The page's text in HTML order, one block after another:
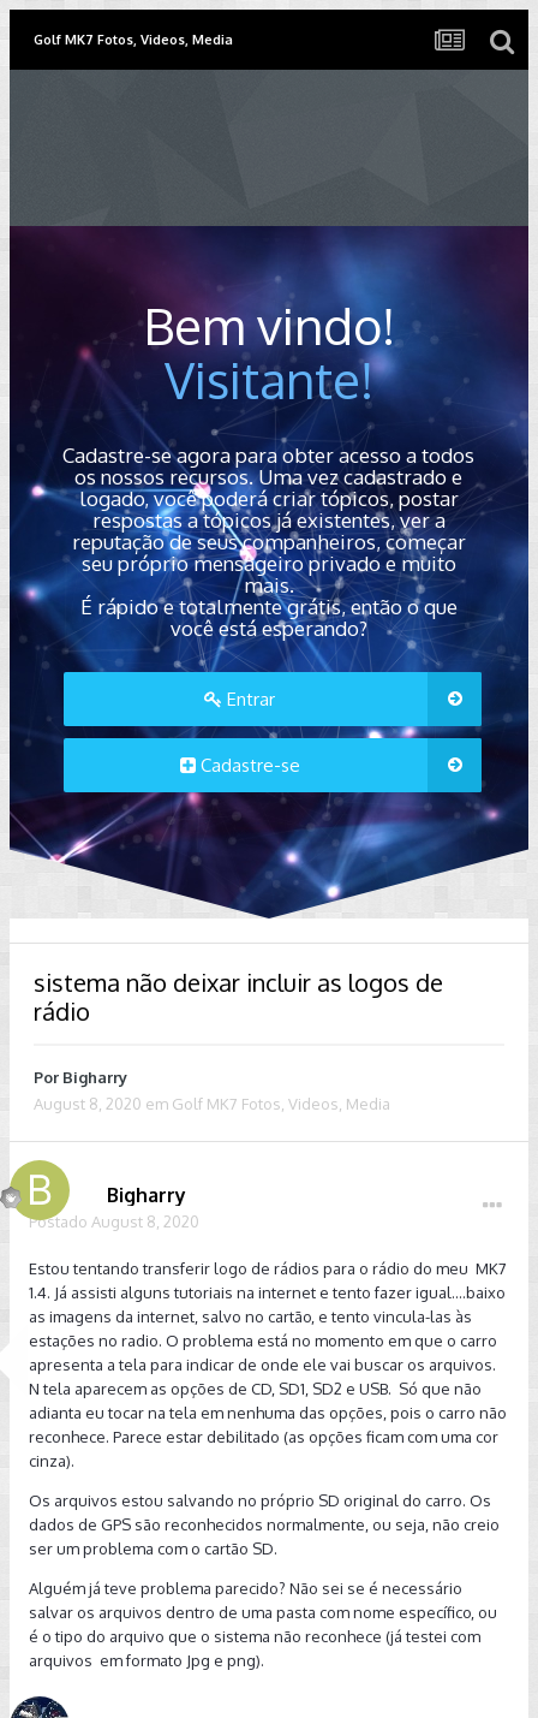
Golf MK7 Fotos, Videos, Media
Bem vindo!
Visitante!
Cadastre-se agora para obter acesso a todos
os nossos recursos. Uma vez cadastrado e
logado, você poderá criar tópicos, postar
respostas a tópicos já existentes, ver a
reputação de seus companheiros, começar
seu próprio mensageiro privado e muito
mais.
É rápido e totalmente grátis, então o que
você está esperando?
Entrar
Cadastre-se
sistema não deixar incluir as logos de
rádio
Por Bigharry
August 8, 2020 em Golf MK7 Fotos, Videos, Media
Bigharry
Postado August 8, 2020
Estou tentando transferir logo de rádios para o rádio do meu MK7
1.4. Já assisti alguns tutoriais na internet e tento fazer igual....baixo
as imagens da internet, salvo no cartão, e tento vincula-las às
estações no radio. O problema está no momento em que o carro
apresenta a tela para indicar de onde ele vai buscar os arquivos.
N tela aparecem as opções de CD, SD1, SD2 e USB. Só que não
adianta eu tocar na tela em nenhuma das opções, pois o carro não
reconhece. Parece estar debilitado (as opções ficam com uma cor
cinza).
Os arquivos estou salvando no próprio SD original do carro. Os
dados de GPS são reconhecidos normalmente, ou seja, não creio
ser um problema com o cartão SD.
Alguém já teve problema parecido? Não sei se é necessário
salvar os arquivos dentro de uma pasta com nome específico, ou
é o tipo do arquivo que o sistema não reconhece (já testei com
arquivos em formato Jpg e png).